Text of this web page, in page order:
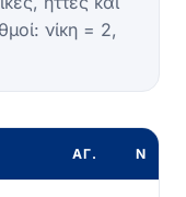
νίκη = 2,
ΑΓ. Ν